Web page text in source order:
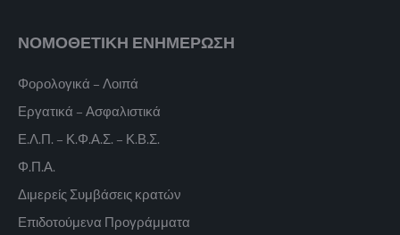
ΝΟΜΟΘΕΤΙΚΗ ΕΝΗΜΕΡΩΣΗ
Φορολογικά – Λοιπά
Εργατικά – Ασφαλιστικά
Ε.Λ.Π. – Κ.Φ.Α.Σ. – Κ.Β.Σ.
Φ.Π.Α.
Διμερείς Συμβάσεις κρατών
Επιδοτούμενα Προγράμματα